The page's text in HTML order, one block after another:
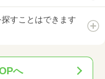
すことはできます
へ